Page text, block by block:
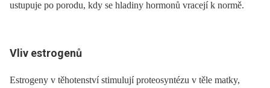
ustupuje po porodu, kdy se hladiny hormonů vracejí k normě.
Vliv estrogenů
Estrogeny v těhotenství stimulují proteosyntézu v těle matky,